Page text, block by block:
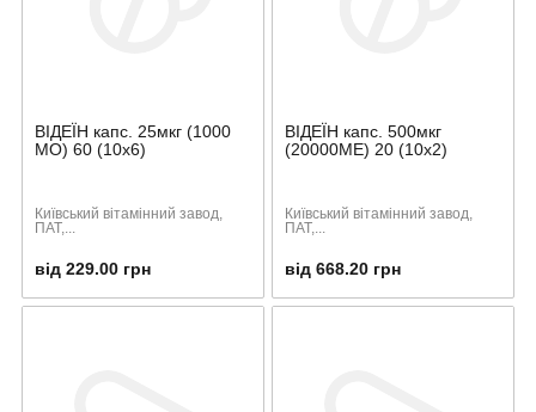
ВІДЕЇН капс. 25мкг (1000
МО) 60 (10х6)
Київський вітамінний завод,
ПАТ,...
від 229.00 грн
ВІДЕЇН капс. 500мкг
(20000МЕ) 20 (10х2)
Київський вітамінний завод,
ПАТ,...
від 668.20 грн